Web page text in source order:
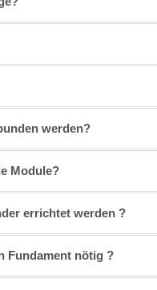
werden?
Module?
errichtet werden ?
Fundament nötig ?